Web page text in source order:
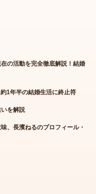
の活動を完全徹底解説！結婚
1年半の結婚生活に終止符
を解説
、長濱ねるのプロフィール・